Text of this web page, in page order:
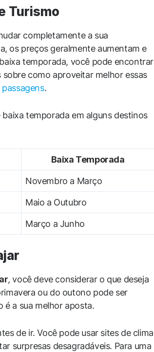
Turismo
completamente a sua
os preços geralmente aumentam e
temporada, você pode encontrar
sobre como aproveitar melhor essas
.
temporada em alguns destinos
Baixa Temporada
Novembro a Março
Maio a Outubro
Março a Junho
, você deve considerar o que deseja
ou do outono pode ser
é a sua melhor aposta.
de ir. Você pode usar sites de clima
surpresas desagradáveis. Para uma